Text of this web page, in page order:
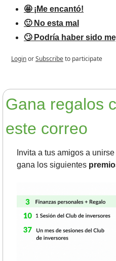
🤩 ¡Me encantó!
🙂 No esta mal
🙄 Podría haber sido
LoginorSubscribeto participate
Gana regalos
este correo
Invita a tus amigos a
gana los siguientes